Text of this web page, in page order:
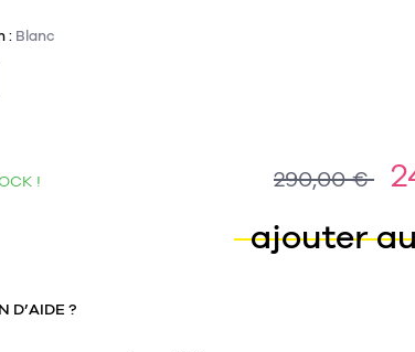
: Blanc
! 290,00 €
ajouter
D’AIDE ?